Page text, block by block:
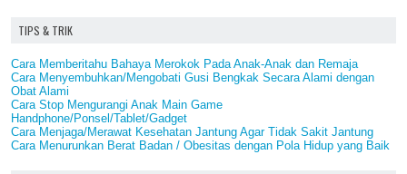
TIPS & TRIK
Cara Memberitahu Bahaya Merokok Pada Anak-Anak dan Remaja
Cara Menyembuhkan/Mengobati Gusi Bengkak Secara Alami dengan
Obat Alami
Cara Stop Mengurangi Anak Main Game
Handphone/Ponsel/Tablet/Gadget
Cara Menjaga/Merawat Kesehatan Jantung Agar Tidak Sakit Jantung
Cara Menurunkan Berat Badan / Obesitas dengan Pola Hidup yang Baik